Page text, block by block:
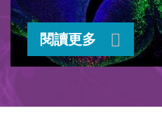
閱讀更多